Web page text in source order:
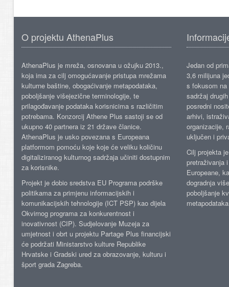
O projektu AthenaPlus
AthenaPlus je mreža, osnovana u ožujku 2013.,
koja ima za cilj omogućavanje pristupa mrežama
kulturne baštine, obogaćivanje metapodataka,
poboljšanje višejezične terminologije, te
prilagođavanje podataka korisnicima s različitim
potrebama. Konzorcij Athene Plus sastoji se od
ukupno 40 partnera iz 21 države članice.
AthenaPlus je usko povezana s Europeana
platformom pomoću koje koje će veliku količinu
digitaliziranog kulturnog sadržaja učiniti dostupnim
za korisnike.
Projekt je dobio sredstva EU Programa podrške
politikama za primjenu informacijskih i
komunikacijskih tehnologije (ICT PSP) kao dijela
Okvirnog programa za konkurentnost i
inovativnost (CIP). Sudjelovanje Muzeja za
umjetnost i obrt u projektu Partage Plus financijski
će podržati Ministarstvo kulture Republike
Hrvatske i Gradski ured za obrazovanje, kulturu i
šport grada Zagreba.
Jedan od
3,6 milijuna
s fokusom
sadržaj
posredni
arhivi,
organizacije,
uključen i
Cilj projekta
pretraživanja
Europeane,
dogradnja
poboljšanje